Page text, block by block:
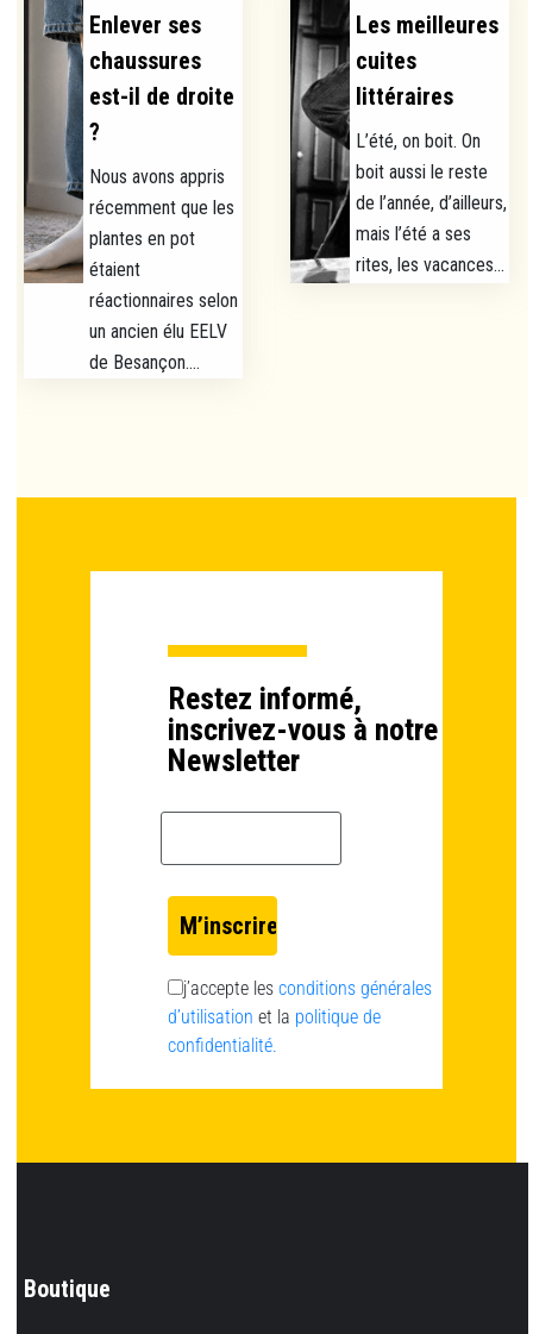
Enlever ses
chaussures
est-il de droite
?
Nous avons appris
récemment que les
plantes en pot
étaient
réactionnaires selon
un ancien élu EELV
de Besançon....
Les meilleures
cuites
littéraires
L’été, on boit. On
boit aussi le reste
de l’année, d’ailleurs,
mais l’été a ses
rites, les vacances...
Restez informé,
inscrivez-vous à notre
Newsletter
j’accepte les conditions générales
d’utilisation et la politique de
confidentialité.
Boutique